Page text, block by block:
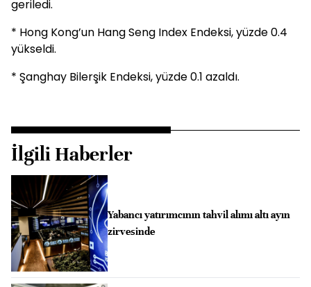
geriledi.
* Hong Kong’un Hang Seng Index Endeksi, yüzde 0.4
yükseldi.
* Şanghay Bilerşik Endeksi, yüzde 0.1 azaldı.
İlgili Haberler
Yabancı yatırımcının tahvil alımı altı ayın
zirvesinde